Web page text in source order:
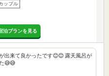
ップル
泊プランを見る
出来て良かったです😊😊 露天風呂が
😅😅